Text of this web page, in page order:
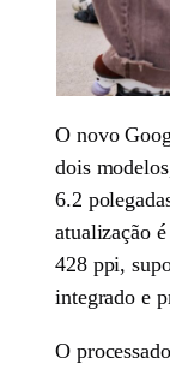
O novo
dois
6.2
atualização
428 ppi,
integrado e
O